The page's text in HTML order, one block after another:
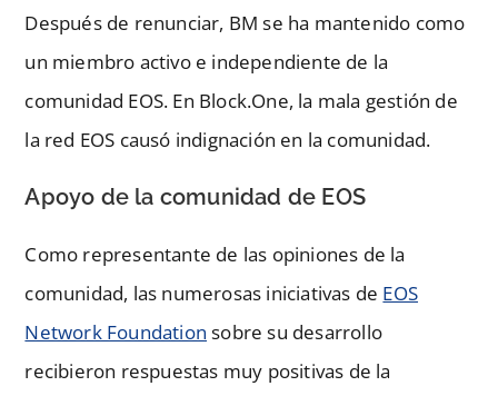
Después de renunciar, BM se ha mantenido como
un miembro activo e independiente de la
comunidad EOS. En Block.One, la mala gestión de
la red EOS causó indignación en la comunidad.
Apoyo de la comunidad de EOS
Como representante de las opiniones de la
comunidad, las numerosas iniciativas de EOS
Network Foundation sobre su desarrollo
recibieron respuestas muy positivas de la